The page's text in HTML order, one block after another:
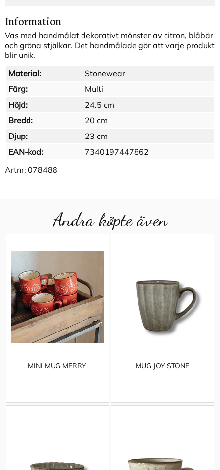
Information
Vas med handmålat dekorativt mönster av citron, blåbär
och gröna stjälkar. Det handmålade gör att varje produkt
blir unik.
Material:
Stonewear
Färg:
Multi
Höjd:
24.5 cm
Bredd:
20 cm
Djup:
23 cm
EAN-kod:
7340197447862
Artnr: 078488
Andra köpte även
MINI MUG MERRY MUG JOY STONE